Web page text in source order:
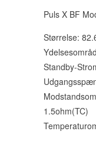
Puls X BF
Størrelse:
Standby-
1.5ohm(TC)